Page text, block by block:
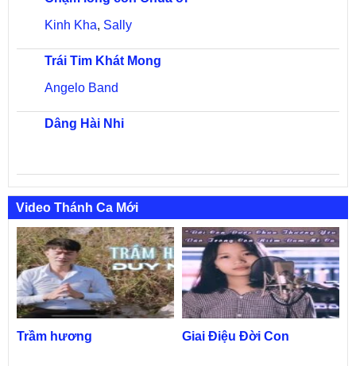
Kinh Kha, Sally
Trái Tim Khát Mong
Angelo Band
Dâng Hài Nhi
Video Thánh Ca Mới
Trầm hương Giai Điệu Đời Con